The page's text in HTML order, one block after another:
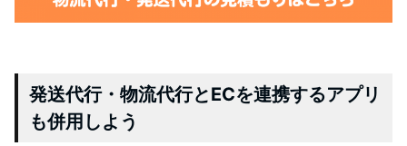
発送代行・物流代行とECを連携するアプリ
も併用しよう